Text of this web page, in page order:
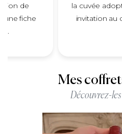
de
une fiche
la cuvée
invitation au
Mes
Découvrez-